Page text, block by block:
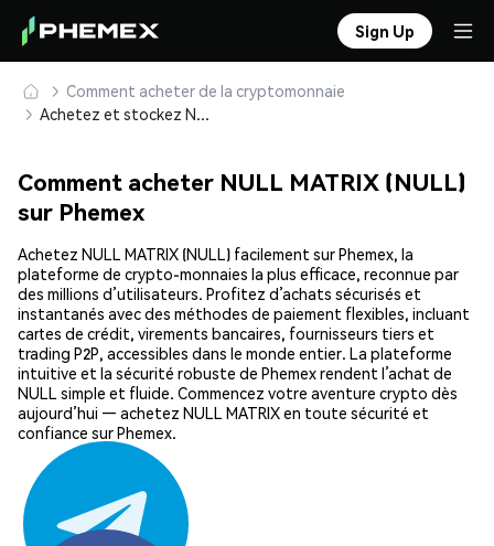
Sign Up
Comment acheter de la cryptomonnaie
Achetez et stockez NULL MATRIX (NULL) en toute sécurité
Comment acheter NULL MATRIX (NULL)
sur Phemex
Achetez NULL MATRIX (NULL) facilement sur Phemex, la
plateforme de crypto-monnaies la plus efficace, reconnue par
des millions d’utilisateurs. Profitez d’achats sécurisés et
instantanés avec des méthodes de paiement flexibles, incluant
cartes de crédit, virements bancaires, fournisseurs tiers et
trading P2P, accessibles dans le monde entier. La plateforme
intuitive et la sécurité robuste de Phemex rendent l’achat de
NULL simple et fluide. Commencez votre aventure crypto dès
aujourd’hui — achetez NULL MATRIX en toute sécurité et
confiance sur Phemex.